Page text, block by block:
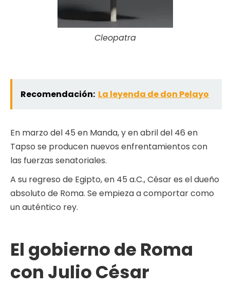
Cleopatra
Recomendación: La leyenda de don Pelayo
En marzo del 45 en Manda, y en abril del 46 en
Tapso se producen nuevos enfrentamientos con
las fuerzas senatoriales.
A su regreso de Egipto, en 45 a.C., César es el dueño
absoluto de Roma. Se empieza a comportar como
un auténtico rey.
El gobierno de Roma
con Julio César